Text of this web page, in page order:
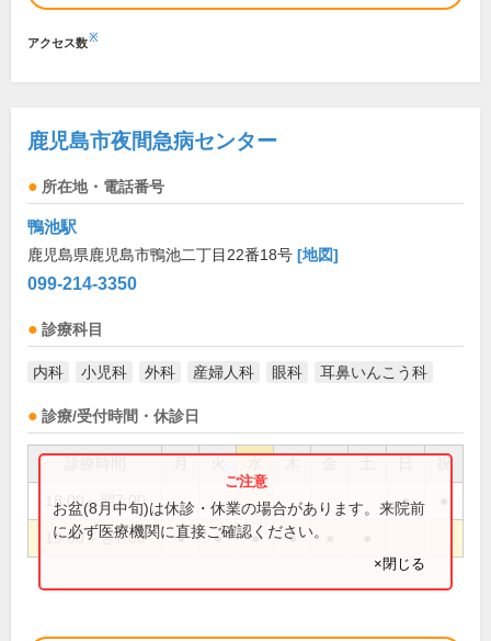
アクセス数※
鹿児島市夜間急病センター
所在地・電話番号
鴨池駅
鹿児島県鹿児島市鴨池二丁目22番18号 [地図]
099-214-3350
診療科目
内科 小児科 外科 産婦人科 眼科 耳鼻いんこう科
診療/受付時間・休診日
祝
18:00～翌7:00 ●
19:00～翌7:00 ● ● ● ●
お盆(8月中旬)は休診・休業の場合があります。来院前
に必ず医療機関に直接ご確認ください。
×閉じる